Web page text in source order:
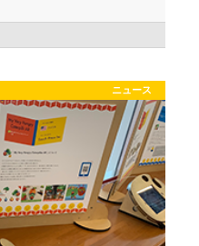
ニュース